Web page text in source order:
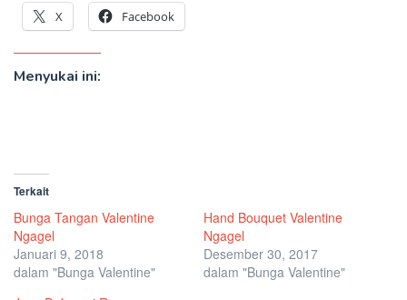
X Facebook
Menyukai ini:
Terkait
Bunga Tangan Valentine
Ngagel
Januari 9, 2018
dalam "Bunga Valentine"
Hand Bouquet Valentine
Ngagel
Desember 30, 2017
dalam "Bunga Valentine"